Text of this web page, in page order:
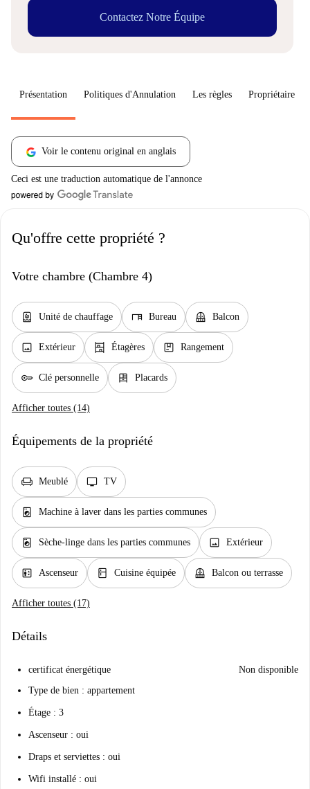
Contactez Notre Équipe
Présentation Politiques d'Annulation Les règles Propriétaire
Voir le contenu original en anglais
Ceci est une traduction automatique de l'annonce
Qu'offre cette propriété ?
Votre chambre (Chambre 4)
water_heater Unité de chauffage desk Bureau balcony Balcon
image Extérieur shelves Étagères package Rangement
key Clé personnelle dresser Placards
Afficher toutes (14)
Équipements de la propriété
chair Meublé tv TV
local_laundry_service Machine à laver dans les parties communes
local_laundry_service Sèche-linge dans les parties communes image Extérieur
elevator Ascenseur kitchen Cuisine équipée balcony Balcon ou terrasse
Afficher toutes (17)
Détails
certificat énergétique
Non disponible
Type de bien : appartement
Étage : 3
Ascenseur : oui
Draps et serviettes : oui
Wifi installé : oui